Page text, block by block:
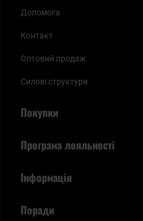
Допомога
Контакт
Оптовий продаж
Силові структури
Покупки
Способи оплати
Статус замовлення
Програма лояльності
Увійдіть в систему
Інформація
Поради